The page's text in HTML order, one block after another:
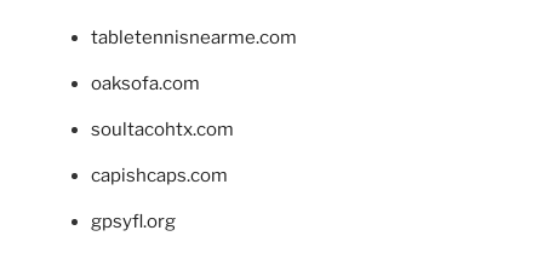
tabletennisnearme.com
oaksofa.com
soultacohtx.com
capishcaps.com
gpsyfl.org